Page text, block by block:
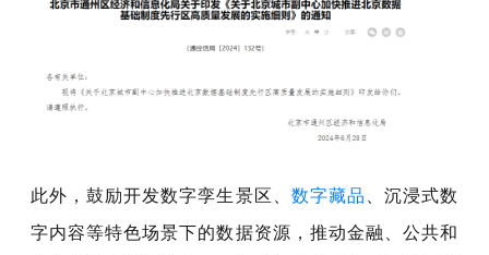
此外，鼓励开发数字孪生景区、 数字藏品、沉浸式数
字内容等特色场景下的数据资源 ，推动金融、公共和